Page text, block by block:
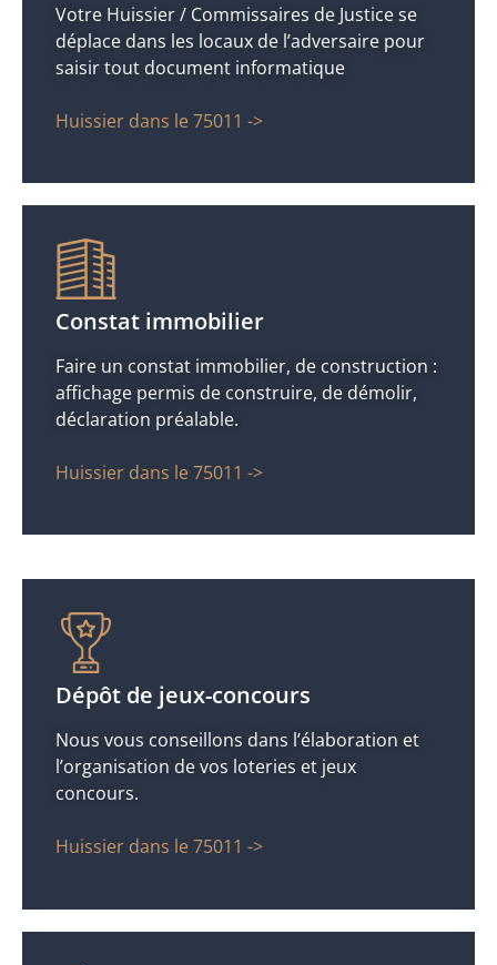
Votre Huissier / Commissaires de Justice se
déplace dans les locaux de l’adversaire pour
saisir tout document informatique
Huissier dans le 75011 ->
Constat immobilier
Faire un constat immobilier, de construction :
affichage permis de construire, de démolir,
déclaration préalable.
Huissier dans le 75011 ->
Dépôt de jeux-concours
Nous vous conseillons dans l’élaboration et
l’organisation de vos loteries et jeux
concours.
Huissier dans le 75011 ->